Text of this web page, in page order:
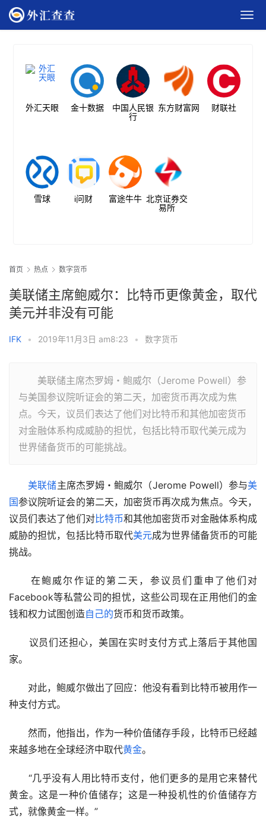
外汇天眼 金十数据
中国人民银
行
东方财富网 财联社
雪球 i问财 富途牛牛 北京证券交
易所
首页 热点 数字货币
美联储主席鲍威尔：比特币更像黄金，取代
美元并非没有可能
IFK • 2019年11月3日 am8:23 • 数字货币
美联储主席杰罗姆・鲍威尔（Jerome Powell）参
与美国参议院听证会的第二天，加密货币再次成为焦
点。今天，议员们表达了他们对比特币和其他加密货币
对金融体系构成威胁的担忧，包括比特币取代美元成为
世界储备货币的可能挑战。
美联储主席杰罗姆・鲍威尔（Jerome Powell）参与美
国参议院听证会的第二天，加密货币再次成为焦点。今天，
议员们表达了他们对比特币和其他加密货币对金融体系构成
威胁的担忧，包括比特币取代美元成为世界储备货币的可能
挑战。
在鲍威尔作证的第二天，参议员们重申了他们对
Facebook等私营公司的担忧，这些公司现在正用他们的金
钱和权力试图创造自己的货币和货币政策。
议员们还担心，美国在实时支付方式上落后于其他国
家。
对此，鲍威尔做出了回应：他没有看到比特币被用作一
种支付方式。
然而，他指出，作为一种价值储存手段，比特币已经越
来越多地在全球经济中取代黄金。
“几乎没有人用比特币支付，他们更多的是用它来替代
黄金。这是一种价值储存；这是一种投机性的价值储存方
式，就像黄金一样。”